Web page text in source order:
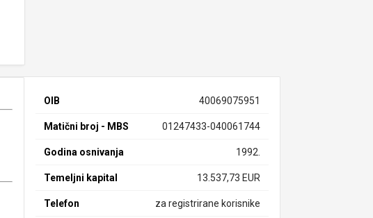
OIB 40069075951
Matični broj - MBS 01247433-040061744
Godina osnivanja 1992.
Temeljni kapital 13.537,73 EUR
Telefon za registrirane korisnike